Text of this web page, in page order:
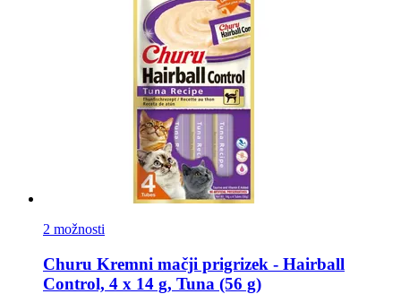
2 možnosti
Churu Kremni mačji prigrizek -​ Hairball
Control, 4 x 14 g, Tuna (56 g)